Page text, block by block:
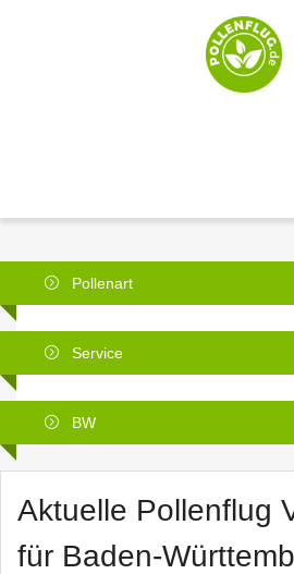
Pollenart
Service
BW
Aktuelle Pollenflug
für Baden-